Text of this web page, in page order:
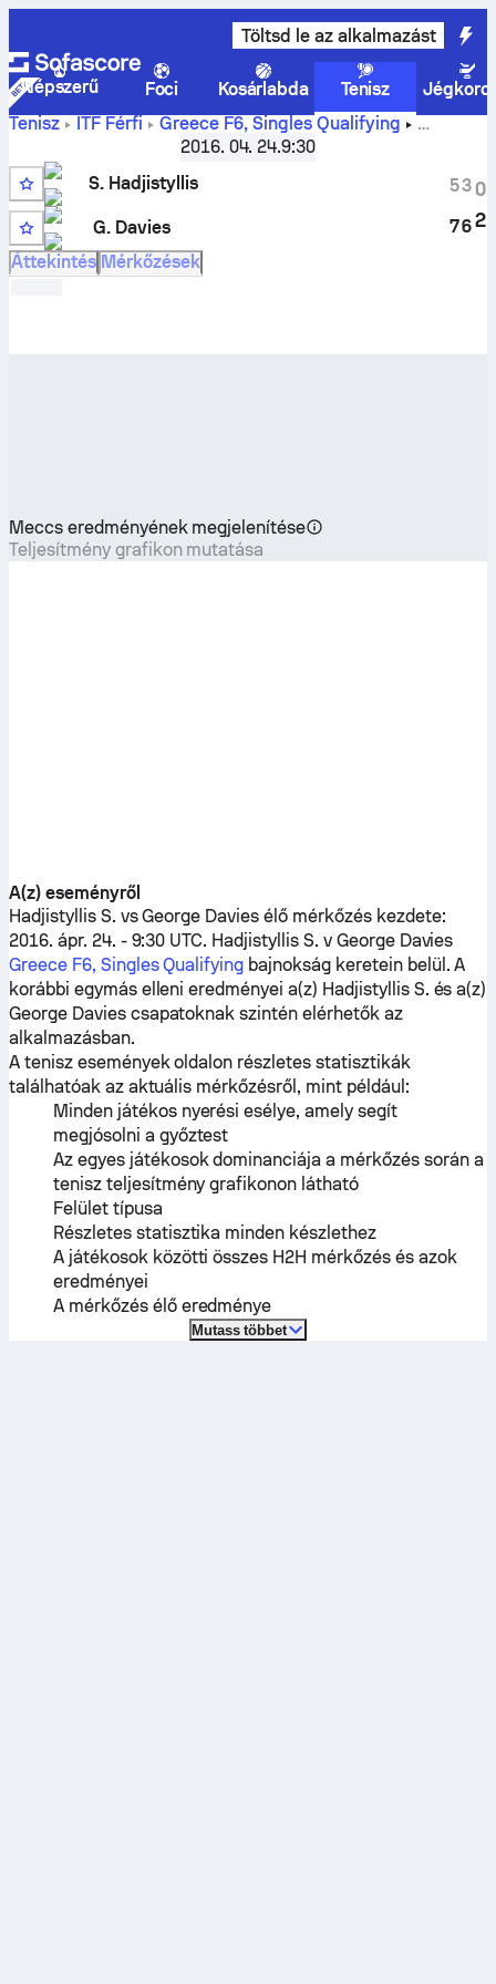
Töltsd le az alkalmazást
Népszerű Foci Kosárlabda Tenisz
Tenisz
ITF Férfi
Greece F6, Singles Qualifying
George Daviesélő eredmények és H2H
eredmények
2016. 04. 24.9:30
S. Hadjistyllis
15
G. Davies
5
7
3
6
0
2
Áttekintés Mérkőzések
Meccs eredményének megjelenítése
Teljesítmény grafikon mutatása
A(z) eseményről
Hadjistyllis S. vsGeorge Davies élő mérkőzés kezdete:
2016. ápr. 24. - 9:30 UTC. Hadjistyllis S. v George Davies
Greece F6, Singles Qualifying bajnokság keretein belül. A
korábbi egymás elleni eredményei a(z) Hadjistyllis S. és a(z)
George Daviescsapatoknak szintén elérhetők az
alkalmazásban.
A tenisz események oldalon részletes statisztikák
találhatóak az aktuális mérkőzésről, mint például:
Minden játékos nyerési esélye, amely segít
megjósolni a győztest
Az egyes játékosok dominanciája a mérkőzés során a
tenisz teljesítmény grafikonon látható
Felület típusa
Részletes statisztika minden készlethez
A játékosok közötti összes H2H mérkőzés és azok
eredményei
A mérkőzés élő eredménye
Mutass többet